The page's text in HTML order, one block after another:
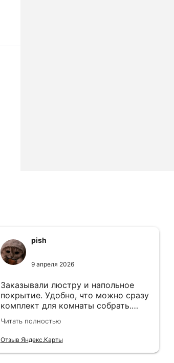
pish
9 апреля 2026
Заказывали люстру и напольное
покрытие. Удобно, что можно сразу
комплект для комнаты собрать.
Цены адекватные.
Читать полностью
Отзыв Яндекс.Карты